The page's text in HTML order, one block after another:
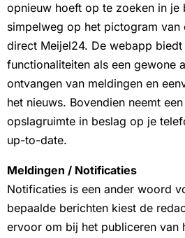
opnieuw hoeft op te zoeken in je
simpelweg op het pictogram van
direct Meijel24. De webapp
functionaliteiten als een gewone
ontvangen van meldingen en
het nieuws. Bovendien neemt
opslagruimte in beslag op je
up-to-date.
Meldingen / Notificaties
Notificaties is een ander woord
bepaalde berichten kiest de
ervoor om bij het publiceren van